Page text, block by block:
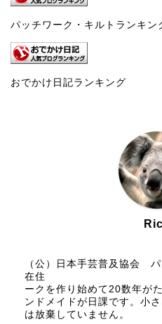
パッチワーク・キルトランキン
おでかけ日記ランキング
（公）日本手芸普及協会
在住 パ
ークを作り始めて20数年が
ンドメイドが日課です。小
は放棄していません。